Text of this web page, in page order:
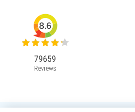
8.6
79659
Reviews